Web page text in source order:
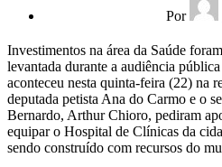
Por
Investimentos na área da Saúde
levantada durante a audiência
aconteceu nesta quinta-feira (22) na
deputada petista Ana do Carmo e o
Bernardo, Arthur Chioro, pediram
equipar o Hospital de Clínicas da
sendo construído com recursos do